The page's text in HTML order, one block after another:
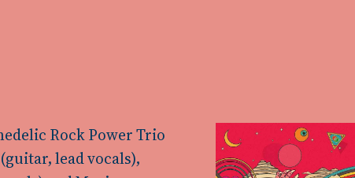
Rock Power Trio
lead vocals),